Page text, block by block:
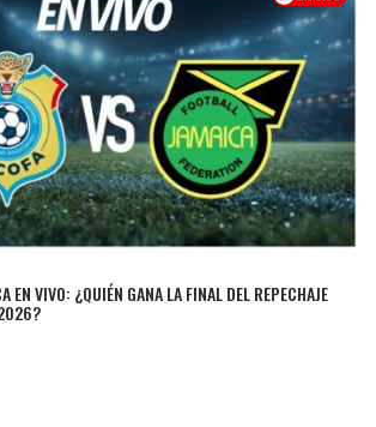
EN VIVO: ¿QUIÉN GANA LA FINAL DEL REPECHAJE